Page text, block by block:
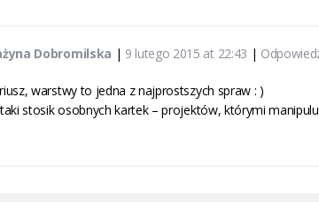
Dobromilska | 9 lutego 2015 at 22:43 |
warstwy to jedna z najprostszych spraw : )
stosik osobnych kartek – projektów, którymi